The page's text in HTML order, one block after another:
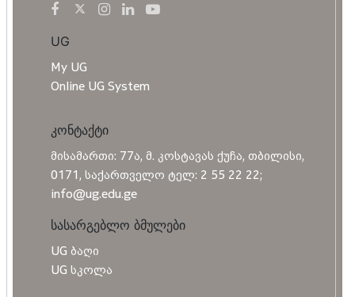
UG
My UG
Online UG System
კონტაქტი
მისამართი: 77ა, მ. კოსტავას ქუჩა, თბილისი,
0171, საქართველო ტელ: 2 55 22 22;
info@ug.edu.ge
სასარგებლო ბმულები
UG ბაღი
UG სკოლა